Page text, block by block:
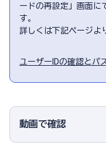
ードの再設定」画面に
す。
詳しくは下記ページよ
ユーザーIDの確認とパ
動画で確認